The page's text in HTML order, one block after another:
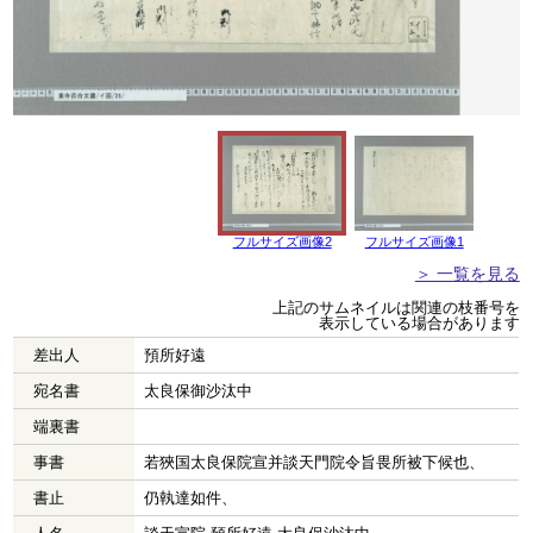
フルサイズ画像2 フルサイズ画像1
＞ 一覧を見る
上記のサムネイルは関連の枝番号を
表示している場合があります
差出人
預所好遠
宛名書
太良保御沙汰中
端裏書
事書
若狹国太良保院宣并談天門院令旨畏所被下候也、
書止
仍執達如件、